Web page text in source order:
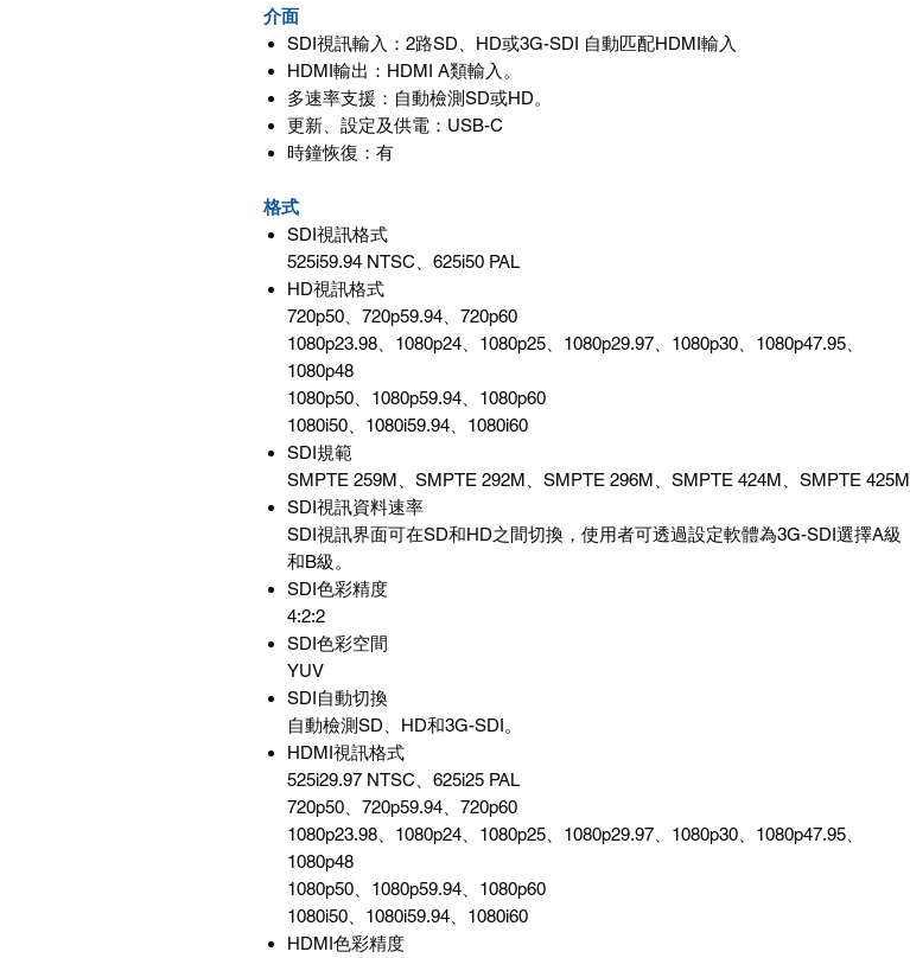
介面
SDI視訊輸入：2路SD、HD或3G-SDI 自動匹配HDMI輸入
HDMI輸出：HDMI A類輸入。
多速率支援：自動檢測SD或HD。
更新、設定及供電：USB-C
時鐘恢復：有
格式
SDI視訊格式
525i59.94 NTSC、625i50 PAL
HD視訊格式
720p50、720p59.94、720p60
1080p23.98、1080p24、1080p25、1080p29.97、1080p30、1080p47.95、
1080p48
1080p50、1080p59.94、1080p60
1080i50、1080i59.94、1080i60
SDI規範
SMPTE 259M、SMPTE 292M、SMPTE 296M、SMPTE 424M、SMPTE 425M
SDI視訊資料速率
SDI視訊界面可在SD和HD之間切換，使用者可透過設定軟體為3G-SDI選擇A級
和B級。
SDI色彩精度
4:2:2
SDI色彩空間
YUV
SDI自動切換
自動檢測SD、HD和3G-SDI。
HDMI視訊格式
525i29.97 NTSC、625i25 PAL
720p50、720p59.94、720p60
1080p23.98、1080p24、1080p25、1080p29.97、1080p30、1080p47.95、
1080p48
1080p50、1080p59.94、1080p60
1080i50、1080i59.94、1080i60
HDMI色彩精度